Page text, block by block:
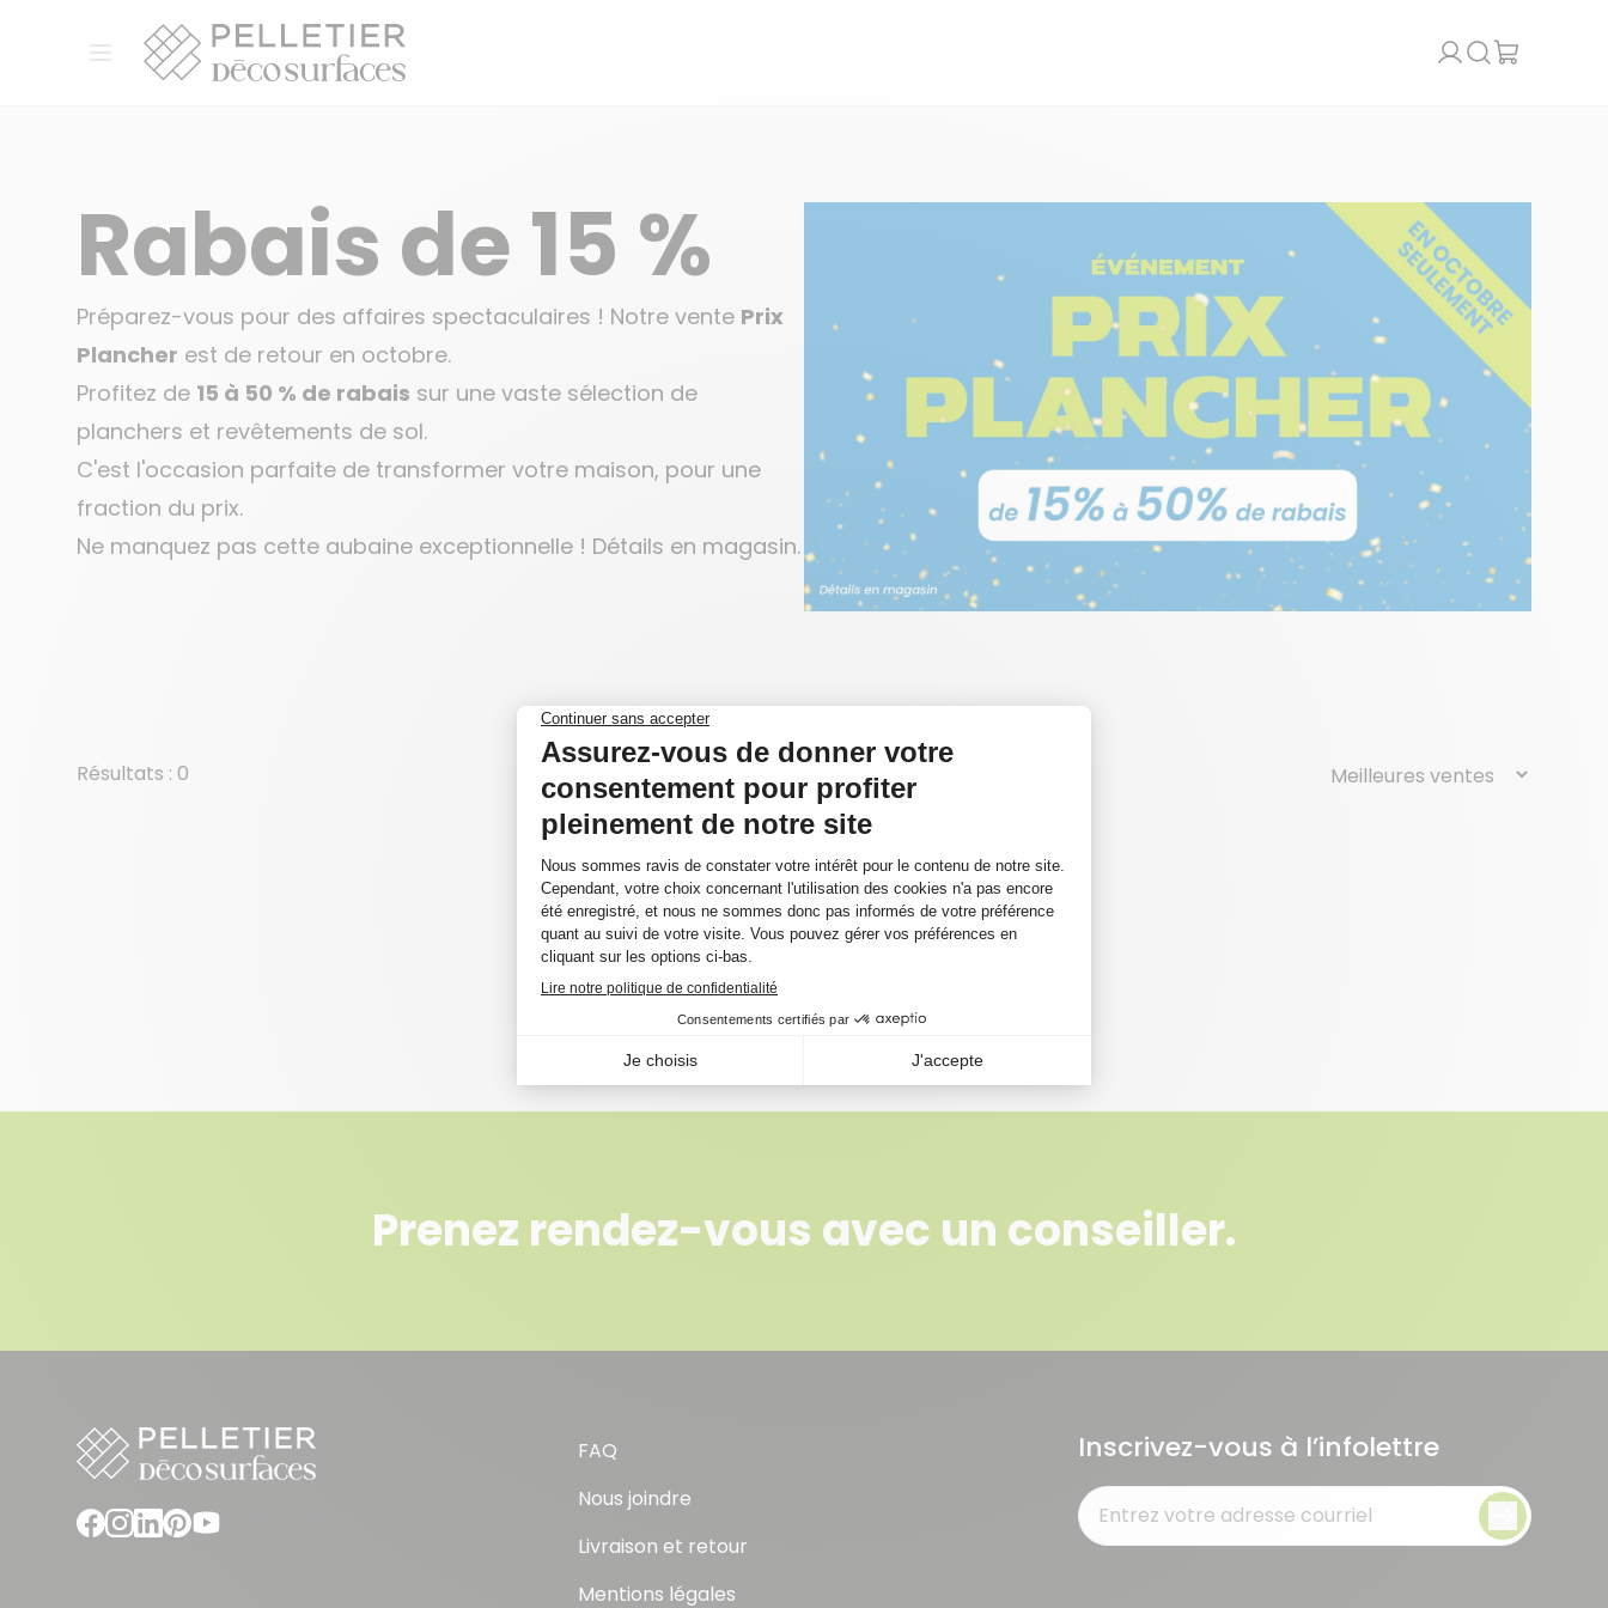
Ouvrir le menu
Pelletier Déco Surfaces
Recherche
Rabais de 15 %
Préparez-vous pour des affaires spectaculaires ! Notre vente Prix
Plancher est de retour en octobre.
Profitez de 15 à 50 % de rabais sur une vaste sélection de
planchers et revêtements de sol.
C'est l'occasion parfaite de transformer votre maison, pour une
fraction du prix.
Ne manquez pas cette aubaine exceptionnelle ! Détails en magasin.
Résultats : 0
AUCUN RÉSULTAT.
Prenez rendez-vous avec un conseiller.
FAQ
Nous joindre
Livraison et retour
Mentions légales
Inscrivez-vous à l’infolettre